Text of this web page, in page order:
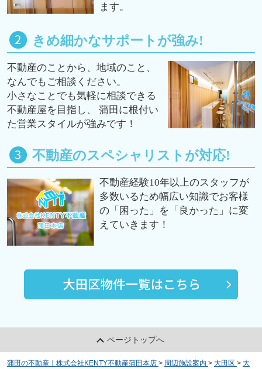
ます。
きめ細かなサポートが強み!
不動産のことから、地域のこと、
なんでもご相談ください。
小さなことでも気軽に相談できる
不動産屋を目指し、 蒲田に根付い
た営業スタイルが強みです！
不動産のスペシャリストが対応!
不動産経験10年以上のスタッフが
多数いるため幅広い知識でお客様
の「困った」を「良かった」に変
えていきます！
ページトップへ
蒲田の不動産｜株式会社KENTY不動産蒲田本店 > 周辺施設案内 > 大田区 > 大